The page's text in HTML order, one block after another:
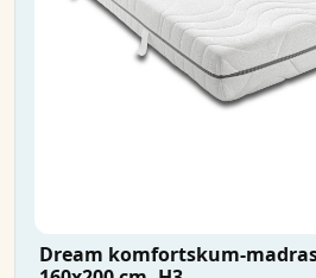
Dream komfortskum-